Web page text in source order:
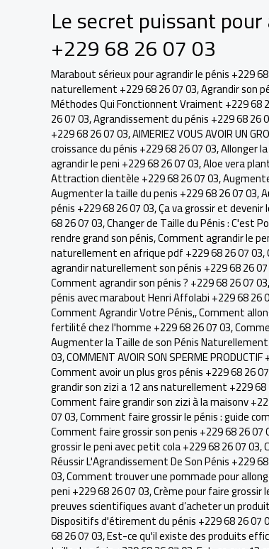
Le secret puissant
+229 68 26 07 03
Marabout sérieux pour agrandir le pénis +229
naturellement +229 68 26 07 03,Agrandir son
Méthodes Qui Fonctionnent Vraiment +229 68
26 07 03,Agrandissement du pénis +229 68 26
+229 68 26 07 03,AIMERIEZ VOUS AVOIR UN
croissance du pénis +229 68 26 07 03,Allonger
agrandir le peni +229 68 26 07 03,Aloe vera
Attraction clientèle +229 68 26 07 03,
Augmenter la taille du penis +229 68 26 07 03,
pénis +229 68 26 07 03,Ça va grossir et devenir
68 26 07 03,Changer de Taille du Pénis : C'est
rendre grand son pénis,Comment agrandir le
naturellement en afrique pdf +229 68 26 07 03,
agrandir naturellement son pénis +229 68 26
Comment agrandir son pénis ? +229 68 26 07 03,
pénis avec marabout Henri Affolabi +229 68 26
Comment Agrandir Votre Pénis,,Comment
fertilité chez l'homme +229 68 26 07 03,
Augmenter la Taille de son Pénis
03,COMMENT AVOIR SON SPERME
Comment avoir un plus gros pénis +229 68 26
grandir son zizi a 12 ans naturellement +229 68
Comment faire grandir son zizi à la maisonv
07 03,Comment faire grossir le pénis : guide
Comment faire grossir son penis +229 68 26 07
grossir le peni avec petit cola +229 68 26 07 03,
Réussir L'Agrandissement De Son Pénis +229
03,Comment trouver une pommade pour
peni +229 68 26 07 03,Crème pour faire grossir
preuves scientifiques avant d’acheter un
Dispositifs d'étirement du pénis +229 68 26 07
68 26 07 03,Est-ce qu'il existe des produits